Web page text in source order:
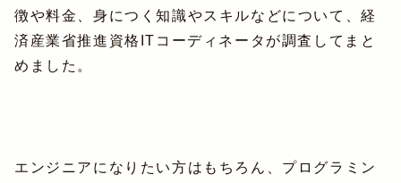
徴や料金、身につく知識やスキルなどについて、経
済産業省推進資格ITコーディネータが調査してまと
めました。
エンジニアになりたい方はもちろん、プログラミン